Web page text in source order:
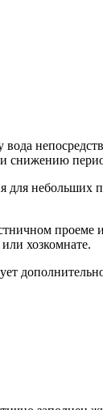
снижению
для
проеме
хозкомнате.